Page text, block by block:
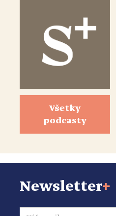
Všetky
podcasty
Newsletter+
Email